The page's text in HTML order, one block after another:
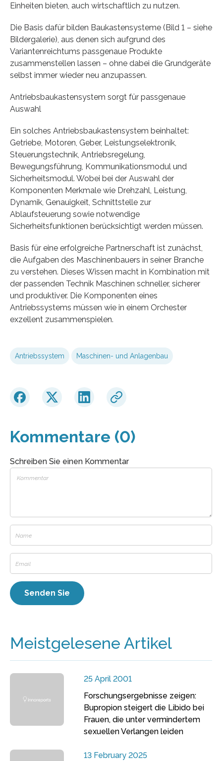
Einheiten bieten, auch wirtschaftlich zu nutzen.
Die Basis dafür bilden Baukastensysteme (Bild 1 – siehe
Bildergalerie), aus denen sich aufgrund des
Variantenreichtums passgenaue Produkte
zusammenstellen lassen – ohne dabei die Grundgeräte
selbst immer wieder neu anzupassen.
Antriebsbaukastensystem sorgt für passgenaue
Auswahl
Ein solches Antriebsbaukastensystem beinhaltet:
Getriebe, Motoren, Geber, Leistungselektronik,
Steuerungstechnik, Antriebsregelung,
Bewegungsführung, Kommunikationsmodul und
Sicherheitsmodul. Wobei bei der Auswahl der
Komponenten Merkmale wie Drehzahl, Leistung,
Dynamik, Genauigkeit, Schnittstelle zur
Ablaufsteuerung sowie notwendige
Sicherheitsfunktionen berücksichtigt werden müssen.
Basis für eine erfolgreiche Partnerschaft ist zunächst,
die Aufgaben des Maschinenbauers in seiner Branche
zu verstehen. Dieses Wissen macht in Kombination mit
der passenden Technik Maschinen schneller, sicherer
und produktiver. Die Komponenten eines
Antriebssystems müssen wie in einem Orchester
exzellent zusammenspielen.
Antriebssystem Maschinen- und Anlagenbau
Kommentare (0)
Schreiben Sie einen Kommentar
Meistgelesene Artikel
25 April 2001
Forschungsergebnisse zeigen:
Bupropion steigert die Libido bei
Frauen, die unter vermindertem
sexuellen Verlangen leiden
13 February 2025